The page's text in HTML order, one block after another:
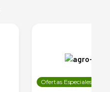
Ofertas Especiales